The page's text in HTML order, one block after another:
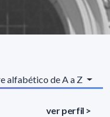
alfabético de A a Z
ver perfil >